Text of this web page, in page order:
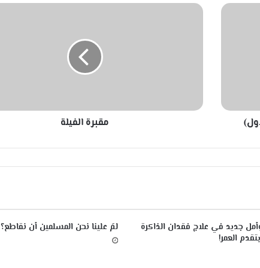
م
ي
مقبرة الفيلة
جديد في علاج فقدان الذاكرة
العمر!
لمَ علينا نحن المسلمين أن نقاطع؟